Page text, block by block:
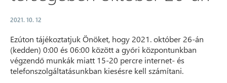
2021. 10. 12
Ezúton tájékoztatjuk Önöket, hogy 2021. október 26-án
(kedden) 0:00 és 06:00 között a győri központunkban
végzendő munkák miatt 15-20 percre internet- és
telefonszolgáltatásunkban kiesésre kell számítani.